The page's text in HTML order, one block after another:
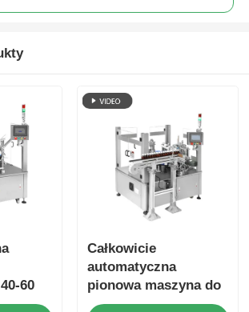
linia produkcyjna
60
Całkowicie
automatyczna
pionowa maszyna do
pakowania kartonów